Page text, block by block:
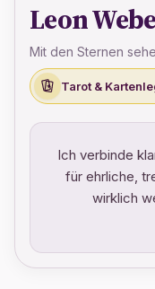
Leon
Mit den Sternen
Tarot &
Ich verbinde
für ehrliche,
wirklich